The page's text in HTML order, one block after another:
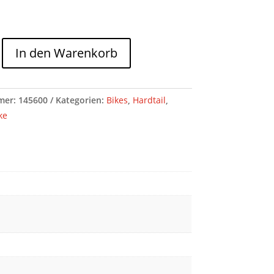
In den Warenkorb
145600 Kategorien: Bikes, Hardtail,